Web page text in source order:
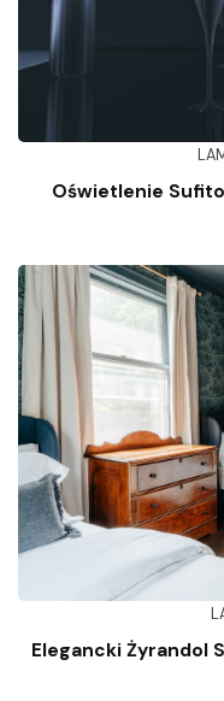
Oświetlenie
Elegancki Żyrandol